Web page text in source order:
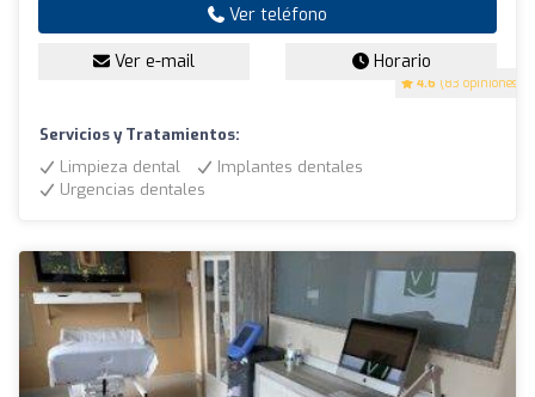
4.6 (83 opiniones)
Ver teléfono
Ver e-mail Horario
Servicios y Tratamientos:
Limpieza dental
Implantes dentales
Urgencias dentales